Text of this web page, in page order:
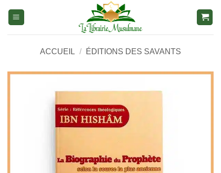
ACCUEIL / ÉDITIONS DES SAVANTS